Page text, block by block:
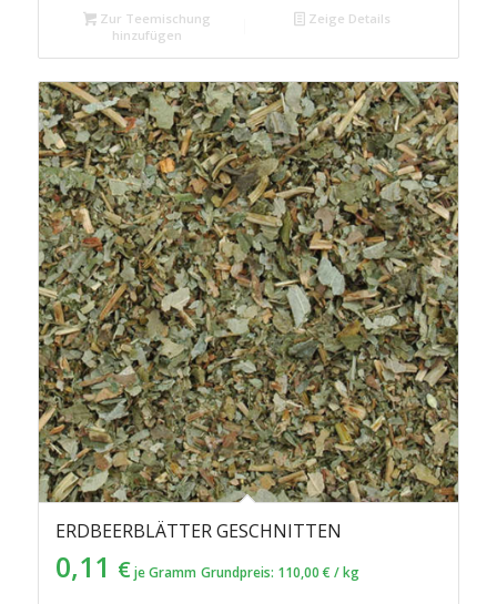
Zur Teemischung
hinzufügen
Zeige Details
ERDBEERBLÄTTER GESCHNITTEN
0,11 € je Gramm Grundpreis: 110,00 € /kg